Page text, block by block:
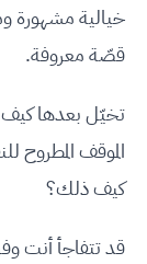
خيالية مشهورة
قصّة معروفة.
تخيّل بعدها كيف
الموقف المطروح
كيف ذلك؟
قد تتفاجأ أنت